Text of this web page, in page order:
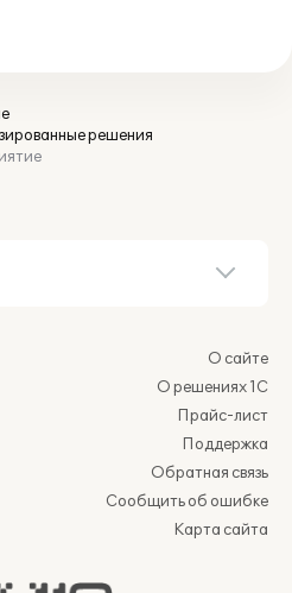
решения
О сайте
О решениях 1С
Прайс-лист
Поддержка
Обратная связь
Сообщить об ошибке
Карта сайта